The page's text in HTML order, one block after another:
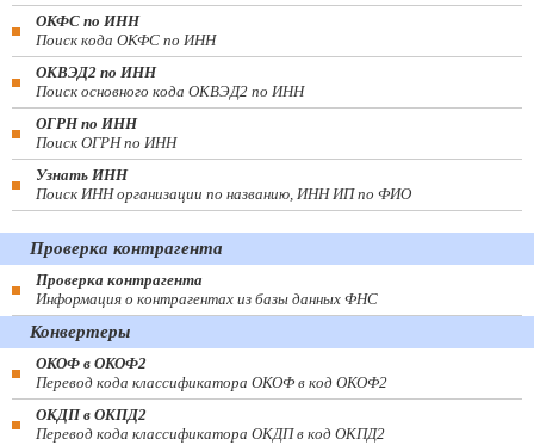
ОКФС по ИНН
Поиск кода ОКФС по ИНН
ОКВЭД2 по ИНН
Поиск основного кода ОКВЭД2 по ИНН
ОГРН по ИНН
Поиск ОГРН по ИНН
Узнать ИНН
Поиск ИНН организации по названию, ИНН ИП по ФИО
Проверка контрагента
Проверка контрагента
Информация о контрагентах из базы данных ФНС
Конвертеры
ОКОФ в ОКОФ2
Перевод кода классификатора ОКОФ в код ОКОФ2
ОКДП в ОКПД2
Перевод кода классификатора ОКДП в код ОКПД2